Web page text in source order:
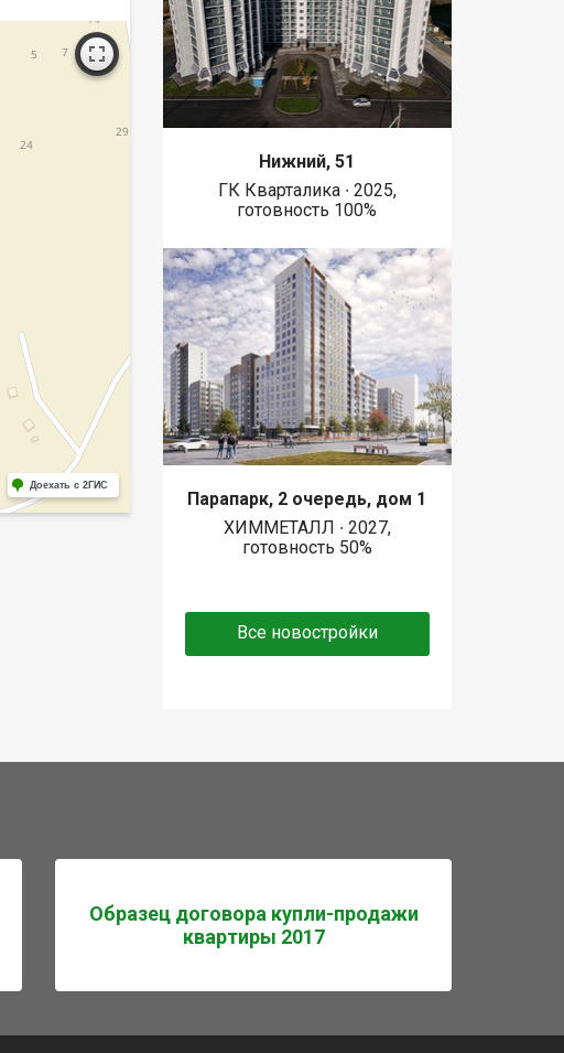
Доехать с 2ГИС
Нижний, 51
ГК Кварталика ∙ 2025,
готовность 100%
Парапарк, 2 очередь, дом 1
ХИММЕТАЛЛ ∙ 2027,
готовность 50%
Все новостройки
Образец договора купли-продажи
квартиры 2017